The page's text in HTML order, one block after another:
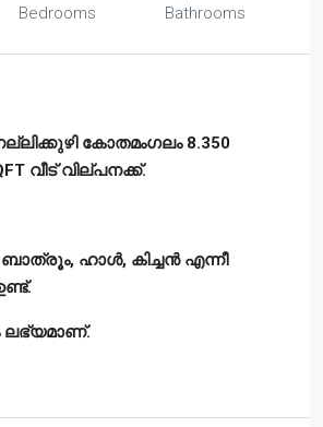
Bedrooms
Bathrooms
കോതമംഗലം 8.350
വീട് വില്പനക്ക്.
ഹാൾ, കിച്ചൻ എന്നീ
ലഭ്യമാണ്.